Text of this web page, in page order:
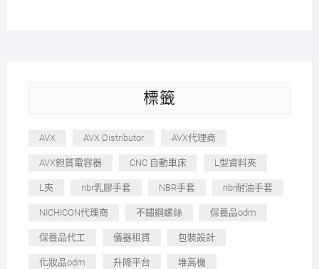
標籤
AVX AVX Distributor AVX代理商
AVX鉭質電容器 CNC 自動車床 L型資料夾
L夾 nbr乳膠手套 NBR手套 nbr耐油手套
NICHICON代理商 不鏽鋼螺絲 保養品odm
保養品代工 儀器租賃 包裝設計
化妝品odm 升降平台 堆高機